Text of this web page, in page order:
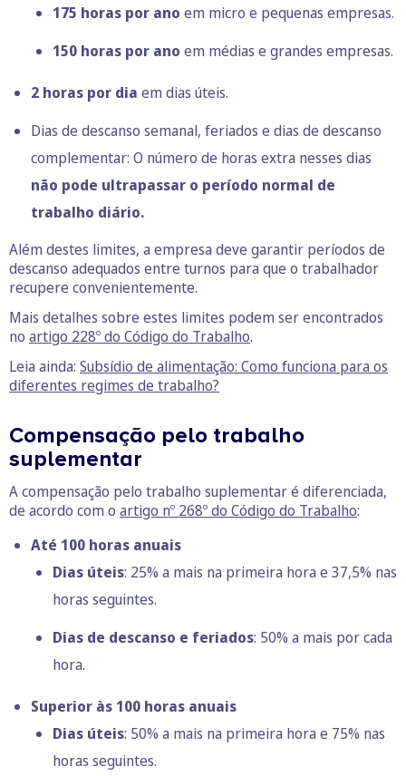
175 horas por ano em micro e pequenas empresas.
150 horas por ano em médias e grandes empresas.
2 horas por dia em dias úteis.
Dias de descanso semanal, feriados e dias de descanso
complementar: O número de horas extra nesses dias
não pode ultrapassar o período normal de
trabalho diário.
Além destes limites, a empresa deve garantir períodos de
descanso adequados entre turnos para que o trabalhador
recupere convenientemente.
Mais detalhes sobre estes limites podem ser encontrados
no artigo 228º do Código do Trabalho.
Leia ainda: Subsídio de alimentação: Como funciona para os
diferentes regimes de trabalho?
Compensação pelo trabalho
suplementar
A compensação pelo trabalho suplementar é diferenciada,
de acordo com o artigo nº 268º do Código do Trabalho:
Até 100 horas anuais
Dias úteis: 25% a mais na primeira hora e 37,5% nas
horas seguintes.
Dias de descanso e feriados: 50% a mais por cada
hora.
Superior às 100 horas anuais
Dias úteis: 50% a mais na primeira hora e 75% nas
horas seguintes.